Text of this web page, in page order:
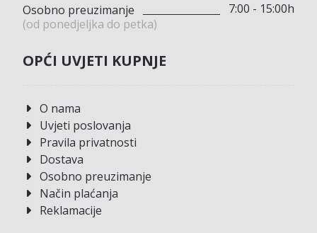
Osobno preuzimanje
(od ponedjeljka do petka)
7:00 - 15:00h
OPĆI UVJETI KUPNJE
O nama
Uvjeti poslovanja
Pravila privatnosti
Dostava
Osobno preuzimanje
Način plaćanja
Reklamacije